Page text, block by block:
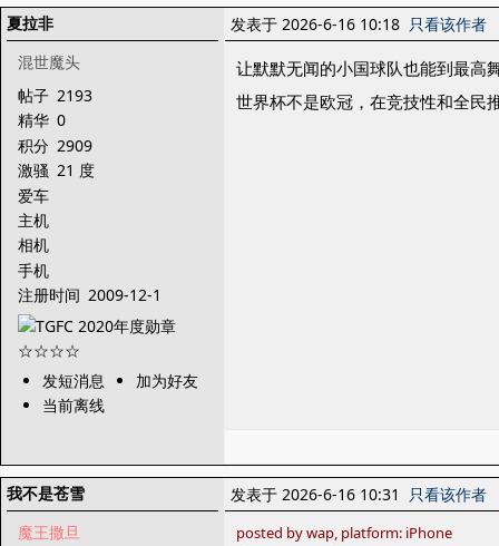
夏拉非
混世魔头
帖子 2193
精华 0
积分 2909
激骚 21 度
爱车
主机
相机
手机
注册时间 2009-12-1
发短消息
加为好友
当前离线
发表于 2026-6-16 10:18 只看该作者
让默默无闻的小国球队也能到最高
世界杯不是欧冠，在竞技性和全民
我不是苍雪
魔王撒旦
发表于 2026-6-16 10:31 只看该作者
posted by wap, platform: iPhone